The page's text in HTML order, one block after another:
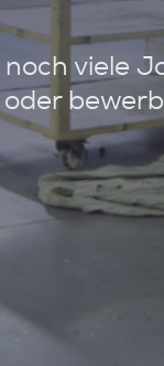
viele
oder